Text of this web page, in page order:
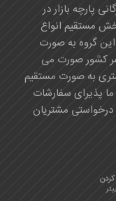
پارچه بازار در
مستقیم انواع
گروه به صورت
کشور صورت می
به صورت مستقیم
پذیرای سفارشات
مشتریان
کردن